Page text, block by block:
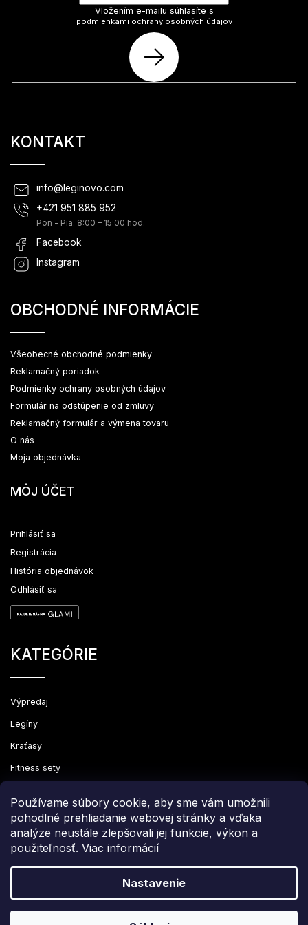
Používame súbory cookie, aby sme vám umožnili
pohodlné prehliadanie webovej stránky a vďaka
analýze neustále zlepšovali jej funkcie, výkon a
použiteľnosť. Viac informácií
Nastavenie
Vložením e-mailu súhlasíte s
podmienkami ochrany osobných údajov
PRIHLÁSIŤ
SA
KONTAKT
info@ leginovo.com
+421 951 885 952
Pon - Pia: 8:00 – 15:00 hod.
Facebook
Instagram
OBCHODNÉ INFORMÁCIE
Všeobecné obchodné podmienky
Reklamačný poriadok
Podmienky ochrany osobných údajov
Formulár na odstúpenie od zmluvy
Reklamačný formulár a výmena tovaru
O nás
Moja objednávka
MÔJ ÚČET
Prihlásiť sa
Registrácia
História objednávok
Odhlásiť sa
KATEGÓRIE
Výpredaj
Legíny
Kraťasy
Fitness sety